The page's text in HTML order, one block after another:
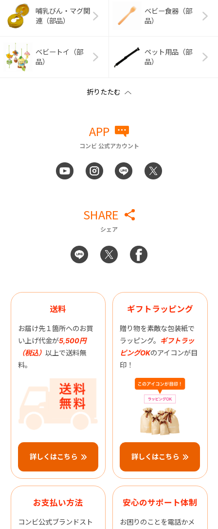
哺乳びん・マグ関
連（部品）
ベビー食器（部
品）
ベビートイ（部
品）
ペット用品（部
品）
APP
コンビ 公式アカウント
SHARE
シェア
送料
お届け先１箇所へのお買
い上げ代金が5,500円
（税込） 以上で送料無
料。
詳しくはこちら
ギフトラッピング
贈り物を素敵な包装紙で
ラッピング。 ギフトラッ
ピングOKのアイコンが目
印！
詳しくはこちら
お支払い方法
コンビ公式ブランドスト
安心のサポート体制
お困りのことを電話かメ